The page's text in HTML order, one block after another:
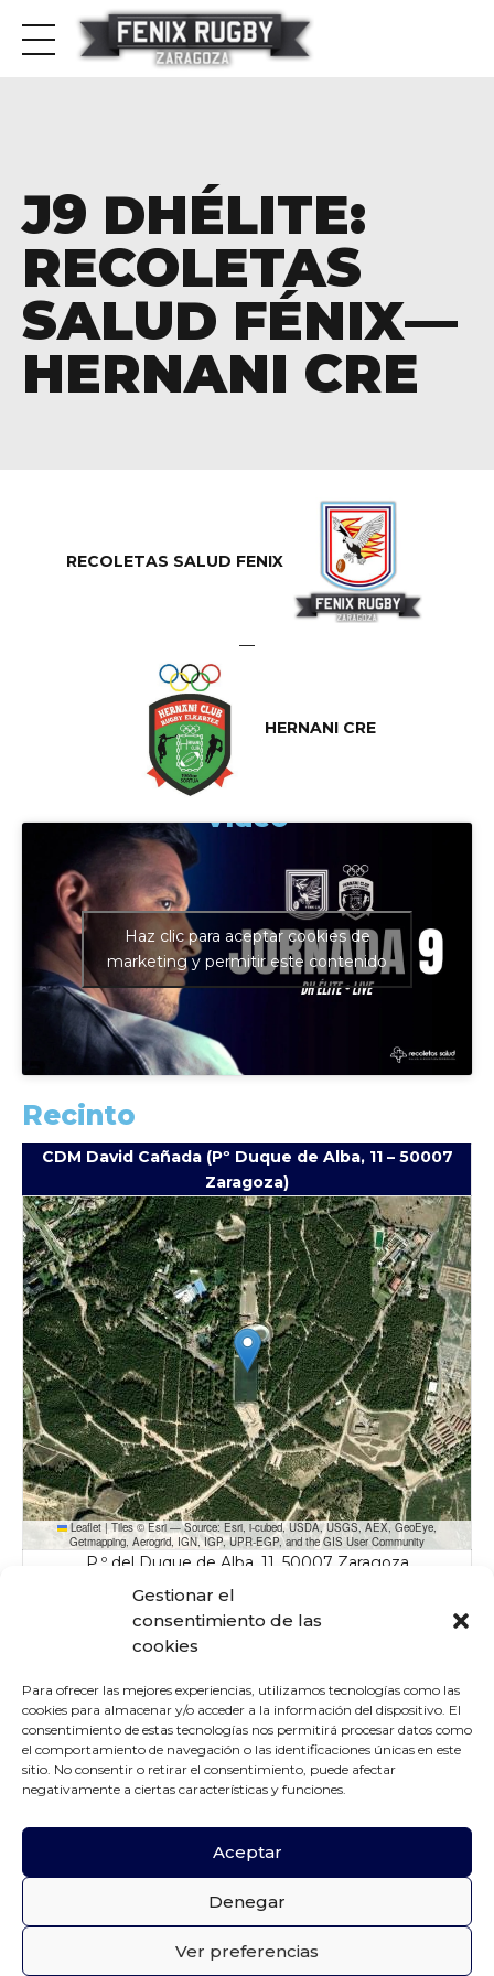
Gestionar el
consentimiento de las
cookies
Para ofrecer las mejores experiencias, utilizamos tecnologías como las
cookies para almacenar y/o acceder a la información del dispositivo. El
consentimiento de estas tecnologías nos permitirá procesar datos como
el comportamiento de navegación o las identificaciones únicas en este
sitio. No consentir o retirar el consentimiento, puede afectar
negativamente a ciertas características y funciones.
Aceptar
Denegar
Ver preferencias
J9 DHÉLITE:
RECOLETAS
SALUD FÉNIX—
HERNANI CRE
RECOLETAS SALUD FENIX
—
HERNANI CRE
Vídeo
Haz clic para aceptar cookies de
marketing y permitir este contenido
Recinto
CDM David Cañada (Pº Duque de Alba, 11 – 50007
Zaragoza)
Leaflet | Tiles © Esri — Source: Esri, i-cubed, USDA, USGS, AEX, GeoEye,
Getmapping, Aerogrid, IGN, IGP, UPR-EGP, and the GIS User Community
P.º del Duque de Alba, 11, 50007 Zaragoza
Detalles
Hora
17 de enero de
2026
16:00
Liga DH Élite 2025-
26
2025-2026
J10 SUB 23: FIBRA
ABELLES —
J11 SUB 23:
RECOLETAS SALUD
FENIX — GERNIKA